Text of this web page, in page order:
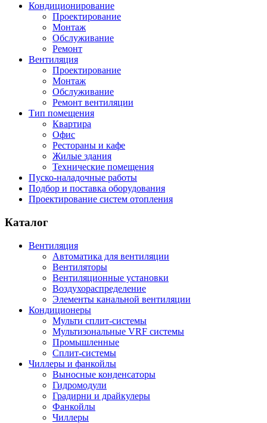
Кондиционирование
Проектирование
Монтаж
Обслуживание
Ремонт
Вентиляция
Проектирование
Монтаж
Обслуживание
Ремонт вентиляции
Тип помещения
Квартира
Офис
Рестораны и кафе
Жилые здания
Технические помещения
Пуско-наладочные работы
Подбор и поставка оборудования
Проектирование систем отопления
Каталог
Вентиляция
Автоматика для вентиляции
Вентиляторы
Вентиляционные установки
Воздухораспределение
Элементы канальной вентиляции
Кондиционеры
Мульти сплит-системы
Мультизональные VRF системы
Промышленные
Сплит-системы
Чиллеры и фанкойлы
Выносные конденсаторы
Гидромодули
Градирни и драйкулеры
Фанкойлы
Чиллеры